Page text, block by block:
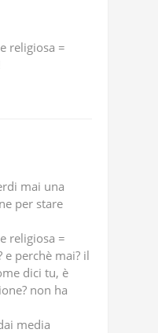
religiosa =
mai una
per stare
religiosa =
perchè mai? il
dici tu, è
non ha
media